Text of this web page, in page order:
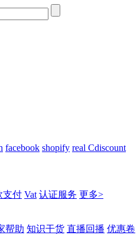
facebook shopify real Cdiscount
支付 Vat 认证服务 更多>
帮助 知识干货 直播回播 优惠卷